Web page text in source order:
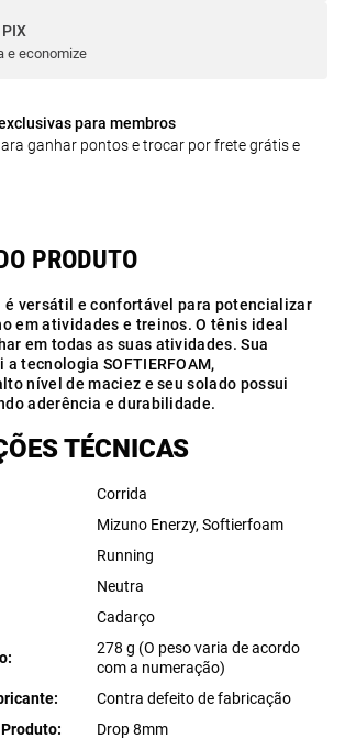
e economize
para membros
ganhar pontos e trocar por frete grátis e
é versátil e confortável para potencializar
em atividades e treinos. O tênis ideal
em todas as suas atividades. Sua
tecnologia SOFTIERFOAM,
nível de maciez e seu solado possui
aderência e durabilidade.
TÉCNICAS
Corrida
Mizuno Enerzy, Softierfoam
Running
Neutra
Cadarço
278 g (O peso varia de acordo
com a numeração)
Contra defeito de fabricação
Drop 8mm